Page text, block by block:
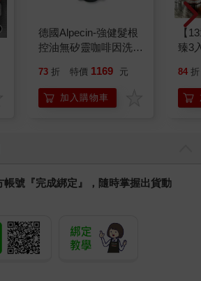
德國Alpecin-強健髮根
控油無矽靈咖啡因洗髮
髮根(護髮洗髮精/男士
調理頭皮洗髮液/0矽靈
滋潤洗頭髮水/一般髮
73 折 特價 1169 元
加入購物車
【
臻3
84 折
帳號『完成綁定』，隨時掌握出貨動